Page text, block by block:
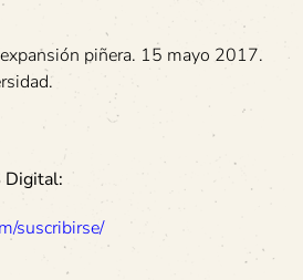
piñera. 15 mayo 2017.
Digital:
suscribirse/